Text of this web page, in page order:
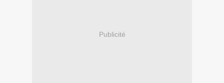
Publicité